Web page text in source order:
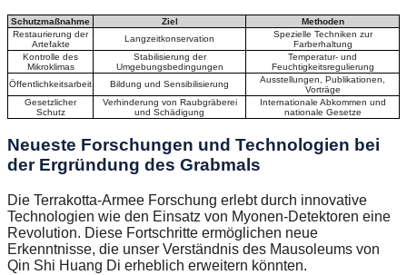
Schutzmaßnahme Ziel
Methoden
Restaurierung der
Artefakte
Langzeitkonservation
Spezielle Techniken zur
Farberhaltung
Kontrolle des
Mikroklimas
Stabilisierung der
Umgebungsbedingungen
Temperatur- und
Feuchtigkeitsregulierung
Öffentlichkeitsarbeit
Bildung und Sensibilisierung
Ausstellungen, Publikationen,
Vorträge
Gesetzlicher
Schutz
Verhinderung von Raubgräberei
und Schädigung
Internationale Abkommen und
nationale Gesetze
Neueste Forschungen und Technologien bei
der Ergründung des Grabmals
Die Terrakotta-Armee Forschung erlebt durch innovative
Technologien wie den Einsatz von Myonen-Detektoren eine
Revolution. Diese Fortschritte ermöglichen neue
Erkenntnisse, die unser Verständnis des Mausoleums von
Qin Shi Huang Di erheblich erweitern könnten.